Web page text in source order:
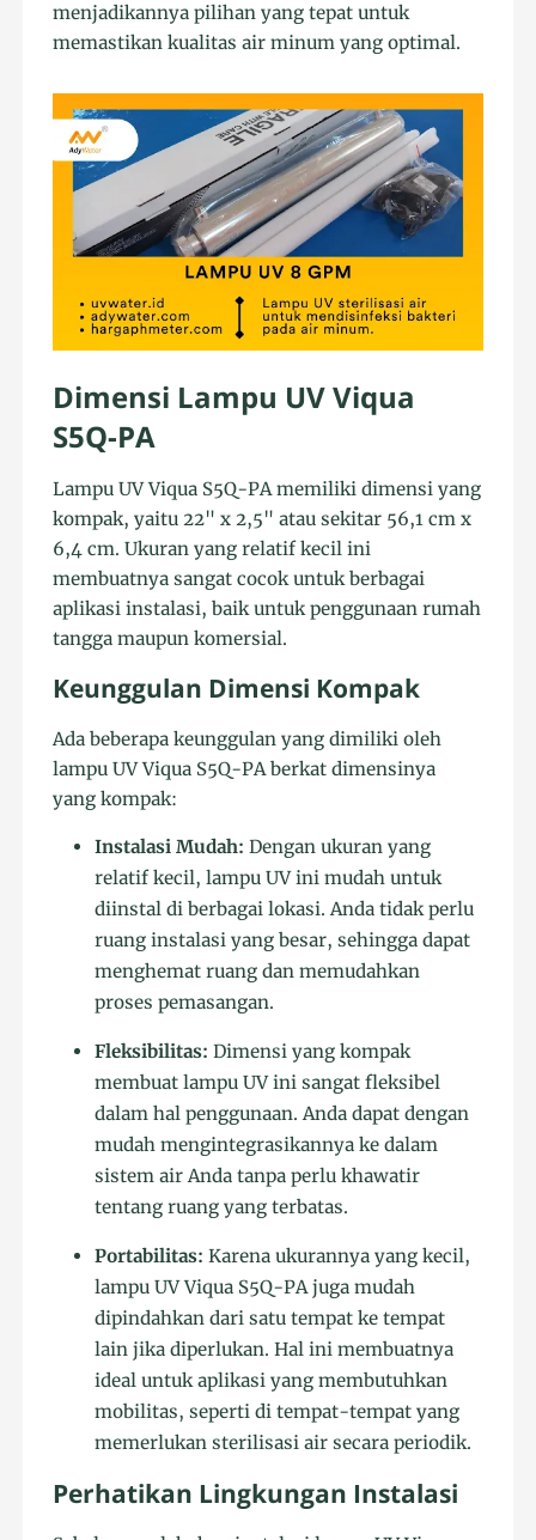
menjadikannya pilihan yang tepat untuk
memastikan kualitas air minum yang optimal.
Dimensi Lampu UV Viqua
S5Q-PA
Lampu UV Viqua S5Q-PA memiliki dimensi yang
kompak, yaitu 22" x 2,5" atau sekitar 56,1 cm x
6,4 cm. Ukuran yang relatif kecil ini
membuatnya sangat cocok untuk berbagai
aplikasi instalasi, baik untuk penggunaan rumah
tangga maupun komersial.
Keunggulan Dimensi Kompak
Ada beberapa keunggulan yang dimiliki oleh
lampu UV Viqua S5Q-PA berkat dimensinya
yang kompak:
Instalasi Mudah: Dengan ukuran yang
relatif kecil, lampu UV ini mudah untuk
diinstal di berbagai lokasi. Anda tidak perlu
ruang instalasi yang besar, sehingga dapat
menghemat ruang dan memudahkan
proses pemasangan.
Fleksibilitas: Dimensi yang kompak
membuat lampu UV ini sangat fleksibel
dalam hal penggunaan. Anda dapat dengan
mudah mengintegrasikannya ke dalam
sistem air Anda tanpa perlu khawatir
tentang ruang yang terbatas.
Portabilitas: Karena ukurannya yang kecil,
lampu UV Viqua S5Q-PA juga mudah
dipindahkan dari satu tempat ke tempat
lain jika diperlukan. Hal ini membuatnya
ideal untuk aplikasi yang membutuhkan
mobilitas, seperti di tempat-tempat yang
memerlukan sterilisasi air secara periodik.
Perhatikan Lingkungan Instalasi